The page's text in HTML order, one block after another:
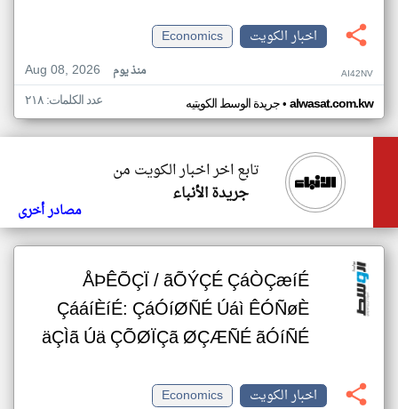
اخبار الكويت
Economics
Aug 08, 2026
منذ يوم AI42NV
جريدة الوسط الكويتيه• alwasat.com.kw عدد الكلمات: ٢١٨
تابع اخر اخبار الكويت من
جريدة الأنباء
مصادر أخرى
ÅÞÊÕÇÏ / ãÕÝÇÉ ÇáÒÇæíÉ
ÇááíÈíÉ: ÇáÓíØÑÉ Úáì ÊÓÑøÈ
äÇÌã Úä ÇÕØÏÇã ØÇÆÑÉ ãÓíÑÉ
اخبار الكويت
Economics